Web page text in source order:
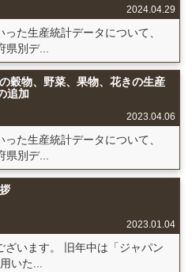
2024.04.29
た生産統計データについて、
別デ...
穀物、野菜、果物、花きの生産
追加
2023.04.06
た生産統計データについて、
県別デ...
2023.01.04
ざいます。 旧年中は「ジャパン
いた...